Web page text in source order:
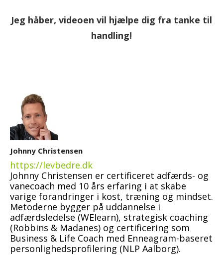
Jeg håber, videoen vil hjælpe dig fra tanke til
handling!
Johnny Christensen
https://levbedre.dk
Johnny Christensen er certificeret adfærds- og
vanecoach med 10 års erfaring i at skabe
varige forandringer i kost, træning og mindset.
Metoderne bygger på uddannelse i
adfærdsledelse (WElearn), strategisk coaching
(Robbins & Madanes) og certificering som
Business & Life Coach med Enneagram-baseret
personlighedsprofilering (NLP Aalborg).